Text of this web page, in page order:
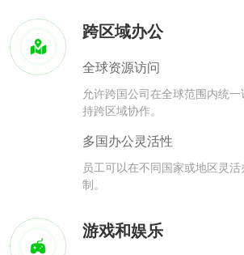
跨区域办公
全球资源访问
允许跨国公司在全球范围内统
持跨区域协作。
多国办公灵活性
员工可以在不同国家或地区灵
制。
游戏和娱乐